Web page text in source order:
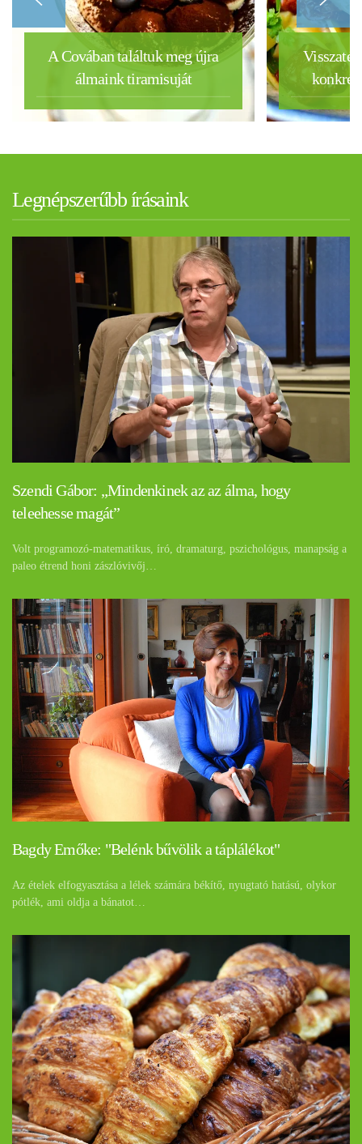
A Covában találtuk meg újra
álmaink tiramisuját
konkrét
Legnépszerűbb írásaink
Szendi Gábor: „Mindenkinek az az álma, hogy
teleehesse magát”
Volt programozó-matematikus, író, dramaturg, pszichológus, manapság a
paleo étrend honi zászlóvivőj…
Bagdy Emőke: "Belénk bűvölik a táplálékot"
Az ételek elfogyasztása a lélek számára békítő, nyugtató hatású, olykor
pótlék, ami oldja a bánatot…